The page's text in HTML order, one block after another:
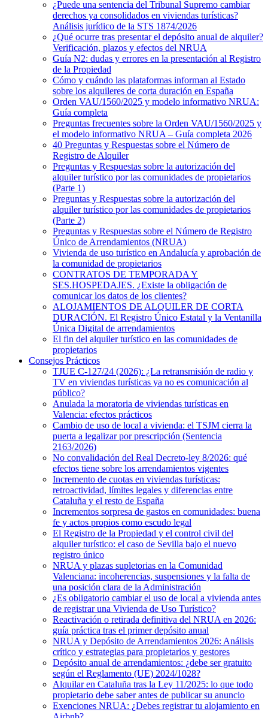
¿Puede una sentencia del Tribunal Supremo cambiar
derechos ya consolidados en viviendas turísticas?
Análisis jurídico de la STS 1874/2026
¿Qué ocurre tras presentar el depósito anual de alquiler?
Verificación, plazos y efectos del NRUA
Guía N2: dudas y errores en la presentación al Registro
de la Propiedad
Cómo y cuándo las plataformas informan al Estado
sobre los alquileres de corta duración en España
Orden VAU/1560/2025 y modelo informativo NRUA:
Guía completa
Preguntas frecuentes sobre la Orden VAU/1560/2025 y
el modelo informativo NRUA – Guía completa 2026
40 Preguntas y Respuestas sobre el Número de
Registro de Alquiler
Preguntas y Respuestas sobre la autorización del
alquiler turístico por las comunidades de propietarios
(Parte 1)
Preguntas y Respuestas sobre la autorización del
alquiler turístico por las comunidades de propietarios
(Parte 2)
Preguntas y Respuestas sobre el Número de Registro
Único de Arrendamientos (NRUA)
Vivienda de uso turístico en Andalucía y aprobación de
la comunidad de propietarios
CONTRATOS DE TEMPORADA Y
SES.HOSPEDAJES. ¿Existe la obligación de
comunicar los datos de los clientes?
ALOJAMIENTOS DE ALQUILER DE CORTA
DURACIÓN. El Registro Único Estatal y la Ventanilla
Única Digital de arrendamientos
El fin del alquiler turístico en las comunidades de
propietarios
Consejos Prácticos
TJUE C-127/24 (2026): ¿La retransmisión de radio y
TV en viviendas turísticas ya no es comunicación al
público?
Anulada la moratoria de viviendas turísticas en
Valencia: efectos prácticos
Cambio de uso de local a vivienda: el TSJM cierra la
puerta a legalizar por prescripción (Sentencia
2163/2026)
No convalidación del Real Decreto-ley 8/2026: qué
efectos tiene sobre los arrendamientos vigentes
Incremento de cuotas en viviendas turísticas:
retroactividad, límites legales y diferencias entre
Cataluña y el resto de España
Incrementos sorpresa de gastos en comunidades: buena
fe y actos propios como escudo legal
El Registro de la Propiedad y el control civil del
alquiler turístico: el caso de Sevilla bajo el nuevo
registro único
NRUA y plazas supletorias en la Comunidad
Valenciana: incoherencias, suspensiones y la falta de
una posición clara de la Administración
¿Es obligatorio cambiar el uso de local a vivienda antes
de registrar una Vivienda de Uso Turístico?
Reactivación o retirada definitiva del NRUA en 2026:
guía práctica tras el primer depósito anual
NRUA y Depósito de Arrendamientos 2026: Análisis
crítico y estrategias para propietarios y gestores
Depósito anual de arrendamientos: ¿debe ser gratuito
según el Reglamento (UE) 2024/1028?
Alquilar en Cataluña tras la Ley 11/2025: lo que todo
propietario debe saber antes de publicar su anuncio
Exenciones NRUA: ¿Debes registrar tu alojamiento en